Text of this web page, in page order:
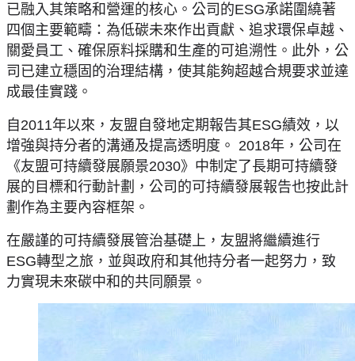
已融入其策略和營運的核心。公司的ESG承諾圍繞著
四個主要範疇：為低碳未來作出貢獻、追求環保卓越、
關愛員工、確保原料採購和生產的可追溯性。此外，公
司已建立穩固的治理結構，使其能夠超越合規要求並達
成最佳實踐。
自2011年以來，友盟自發地定期報告其ESG績效，以
增強與持分者的溝通及提高透明度。 2018年，公司在
《友盟可持續發展願景2030》中制定了長期可持續發
展的目標和行動計劃，公司的可持續發展報告也按此計
劃作為主要內容框架。
在嚴謹的可持續發展管治基礎上，友盟將繼續進行
ESG轉型之旅，並與政府和其他持分者一起努力，致
力實現未來碳中和的共同願景。